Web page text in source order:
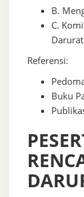
B.
C.
Darurat
Referensi:
Buku